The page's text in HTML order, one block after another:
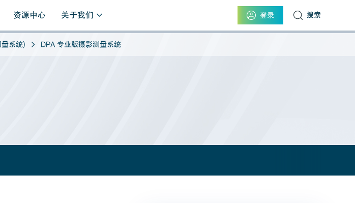
资源中心 关于我们 登录 搜索
系统) DPA 专业版摄影测量系统